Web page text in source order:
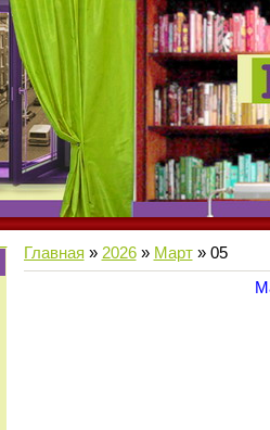
Главная » 2026 » Март » 05